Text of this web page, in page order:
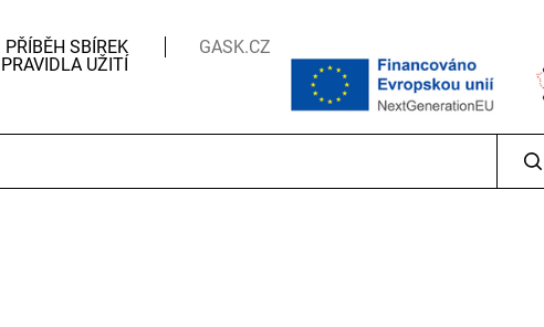
PŘÍBĚH SBÍREK
PRAVIDLA UŽITÍ
GASK.CZ